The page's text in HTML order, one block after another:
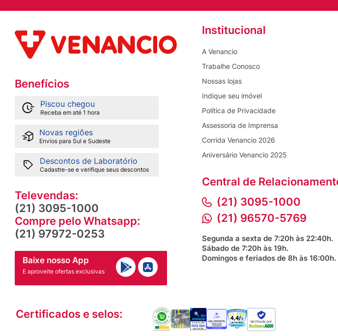
Benefícios
Piscou chegou
Receba em até 1 hora
Novas regiões
Envios para Sul e Sudeste
Descontos de Laboratório
Cadastre-se e verifique seus descontos
Televendas:
(21) 3095-1000
Compre pelo Whatsapp:
(21) 97972-0253
Baixe nosso App
E aproveite ofertas exclusivas
Institucional
A Venancio
Trabalhe Conosco
Nossas lojas
Indique seu imóvel
Política de Privacidade
Assessoria de Imprensa
Corrida Venancio 2026
Aniversário Venancio 2025
Central de
(21) 3095-1000
(21) 96570-5769
Segunda a sexta de 7:20h às 22:40h.
Sábado de 7:20h às 19h.
Domingos e feriados de 8h às 16:00h.
Certificados e selos:
Verificada por